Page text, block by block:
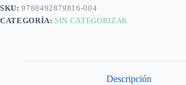
SKU:9788492879816-004
CATEGORÍA: SIN CATEGORIZAR
Descripción